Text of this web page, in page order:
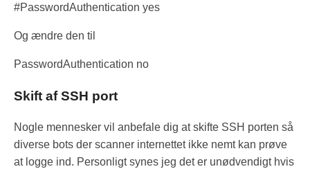
#PasswordAuthentication yes
Og ændre den til
PasswordAuthentication no
Skift af SSH port
Nogle mennesker vil anbefale dig at skifte SSH porten så
diverse bots der scanner internettet ikke nemt kan prøve
at logge ind. Personligt synes jeg det er unødvendigt hvis